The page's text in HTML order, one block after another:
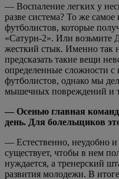
— Воспаление легких у
разве система? То же самое
футболистов, которые
«Сатурн-2». Или возьмите
жесткий стык. Именно так
предсказать такие вещи
определенные сложности с
футболистов, однако мы
мышечных повреждений и
— Осенью главная
день. Для болельщиков
— Естественно, неудобно и
существует, чтобы в нем
нуждается, а тренерский
развития молодежи. В